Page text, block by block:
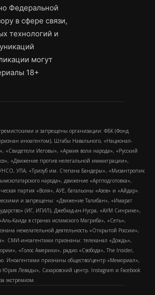
Федеральной
в сфере связи,
технологий и
могут
18+
и запрещены организации: ФБК (Фонд
иноагентом), Штабы Навального, «Национал-
«Свидетели Иеговы», «Армия воли народа», «Русский
«Движение против нелегальной иммиграции»,
УПА, «Тризуб им. Степана Бандеры», «Мизантропик
народа», движение «Артподготовка»,
партия «Воля», АУЕ, батальоны «Азов» и «Айдар».
и запрещены: «Движение Талибан», «Имарат
(ИГ, ИГИЛ), Джебхад-ан-Нусра, «АУМ Синрике»,
Каида в странах исламского Магриба», «Сеть»,
нежелательной деятельность «Открытой России»,
СМИ-иноагентами признаны: телеканал «Дождь»,
«Голос Америки», радио «Свобода», The Insider,
Иноагентами признаны общество/центр «Мемориал»,
Левады», Сахаровский центр. Instagram и Facebook
экстремизм.